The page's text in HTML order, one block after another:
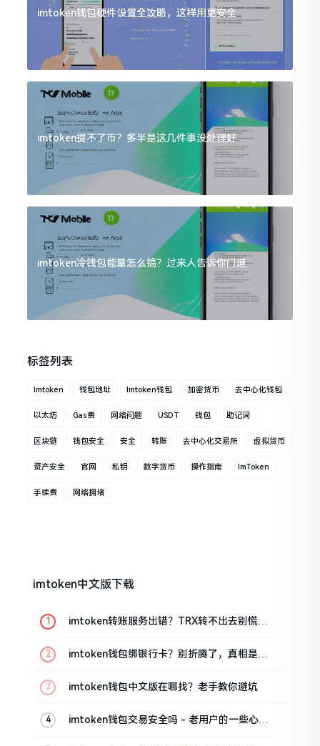
imtoken钱包硬件设置全攻略，这样用更安全
imtoken提不了币？多半是这几件事没处理好
imtoken冷钱包能量怎么搞？过来人告诉你门道
标签列表
Imtoken 钱包地址 Imtoken钱包 加密货币 去中心化钱包
以太坊 Gas费 网络问题 USDT 钱包 助记词
区块链 钱包安全 安全 转账 去中心化交易所 虚拟货币
资产安全 官网 私钥 数字货币 操作指南 ImToken
手续费 网络拥堵
imtoken中文版下载
imtoken转账服务出错？TRX转不出去别慌，
imtoken钱包绑银行卡？别折腾了，真相是这
imtoken钱包中文版在哪找？老手教你避坑
imtoken钱包交易安全吗 - 老用户的一些心里